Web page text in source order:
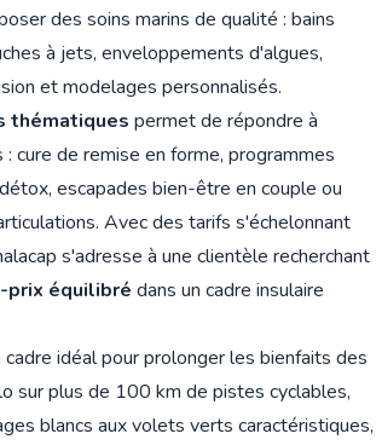
des soins marins de qualité : bains
à jets, enveloppements d'algues,
et modelages personnalisés.
thématiques permet de répondre à
cure de remise en forme, programmes
escapades bien-être en couple ou
Avec des tarifs s'échelonnant
s'adresse à une clientèle recherchant
équilibré dans un cadre insulaire
cadre idéal pour prolonger les bienfaits des
sur plus de 100 km de pistes cyclables,
blancs aux volets verts caractéristiques,